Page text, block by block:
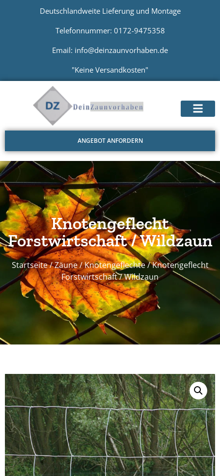
Deutschlandweite Lieferung und Montage
Telefonnummer: 0172-9475358
Email: info@deinzaunvorhaben.de
"Keine Versandkosten"
ANGEBOT ANFORDERN
Knotengeflecht
Forstwirtschaft / Wildzaun
Startseite/Zäune/Knotengeflechte/ Knotengeflecht
Forstwirtschaft / Wildzaun